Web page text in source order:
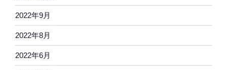
2022年9月
2022年8月
2022年6月